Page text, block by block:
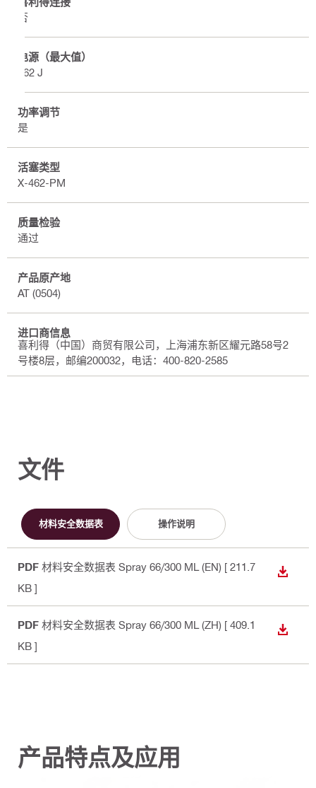
否
电源（最大值）
362 J
功率调节
是
活塞类型
X-462-PM
质量检验
通过
产品原产地
AT (0504)
进口商信息
喜利得（中国）商贸有限公司，上海浦东新区耀元路58号2
号楼8层，邮编200032，电话：400-820-2585
文件
材料安全数据表 操作说明
PDF 材料安全数据表 Spray 66/300 ML (EN) [ 211.7
KB ]
下载
PDF 材料安全数据表 Spray 66/300 ML (ZH) [ 409.1
KB ]
下载
产品特点及应用